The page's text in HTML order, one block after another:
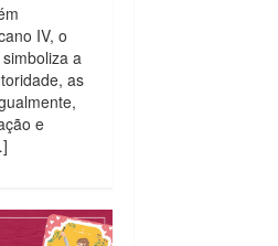
IV, o
a
as
e